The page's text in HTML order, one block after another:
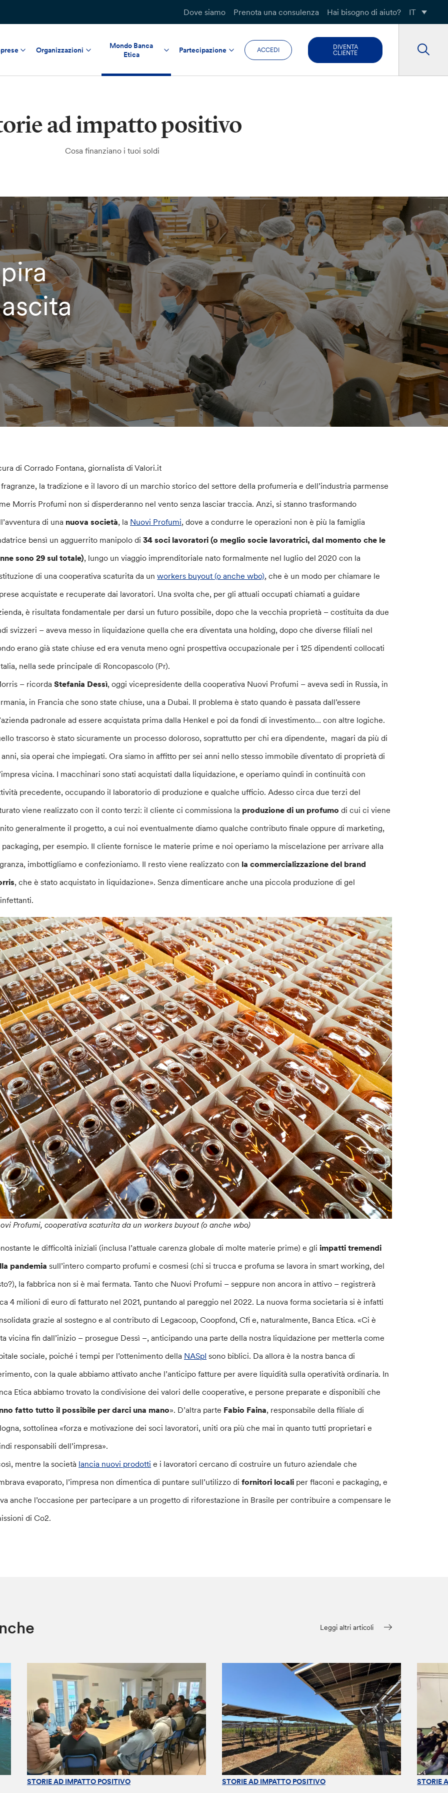
Dove siamo Prenota una consulenza Hai bisogno di aiuto? IT
Organizzazioni
Mondo Banca
Etica
Partecipazione ACCEDI
DIVENTA
CLIENTE
ad impatto positivo
Cosa finanziano i tuoi soldi
di Corrado Fontana, giornalista di Valori.it
la tradizione e il lavoro di un marchio storico del settore della profumeria e dell’industria parmense
Morris Profumi non si disperderanno nel vento senza lasciar traccia. Anzi, si stanno trasformando
di una nuova società, la Nuovi Profumi, dove a condurre le operazioni non è più la famiglia
bensì un agguerrito manipolo di34 soci lavoratori (o meglio socie lavoratrici, dal momento che le
sono 29 sul totale), lungo un viaggio imprenditoriale nato formalmente nel luglio del 2020 con la
di una cooperativa scaturita da unworkers buyout (o anche wbo), che è un modo per chiamare le
acquistate e recuperate dai lavoratori. Una svolta che, per gli attuali occupati chiamati a guidare
è risultata fondamentale per darsi un futuro possibile, dopo che la vecchia proprietà – costituita da due
svizzeri – aveva messo in liquidazione quella che era diventata una holding, dopo che diverse filiali nel
erano già state chiuse ed era venuta meno ogni prospettiva occupazionale per i 125 dipendenti collocati
nella sede principale di Roncopascolo (Pr).
– ricordaStefania Dessì, oggi vicepresidente della cooperativa Nuovi Profumi – aveva sedi in Russia, in
in Francia che sono state chiuse, una a Dubai. Il problema è stato quando è passata dall’essere
padronale ad essere acquistata prima dalla Henkel e poi da fondi di investimento… con altre logiche.
trascorso è stato sicuramente un processo doloroso, soprattutto per chi era dipendente, magari da più di
sia operai che impiegati. Ora siamo in affitto per sei anni nello stesso immobile diventato di proprietà di
vicina. I macchinari sono stati acquistati dalla liquidazione, e operiamo quindi in continuità con
precedente, occupando il laboratorio di produzione e qualche ufficio. Adesso circa due terzi del
viene realizzato con il conto terzi: il cliente ci commissiona la produzione di un profumo di cui ci viene
generalmente il progetto, a cui noi eventualmente diamo qualche contributo finale oppure di marketing,
packaging, per esempio. Il cliente fornisce le materie prime e noi operiamo la miscelazione per arrivare alla
imbottigliamo e confezioniamo. Il resto viene realizzato con la commercializzazione del brand
, che è stato acquistato in liquidazione». Senza dimenticare anche una piccola produzione di gel
Profumi, cooperativa scaturita da un workers buyout (o anche wbo)
le difficoltà iniziali (inclusa l’attuale carenza globale di molte materie prime) e gliimpatti tremendi
pandemia sull’intero comparto profumi e cosmesi (chi si trucca e profuma se lavora in smart working, del
la fabbrica non si è mai fermata. Tanto che Nuovi Profumi – seppure non ancora in attivo – registrerà
4 milioni di euro di fatturato nel 2021, puntando al pareggio nel 2022. La nuova forma societaria si è infatti
grazie al sostegno e al contributo di Legacoop, Coopfond, Cfi e, naturalmente, Banca Etica. «Ci è
vicina fin dall’inizio – prosegue Dessì –, anticipando una parte della nostra liquidazione per metterla come
sociale, poiché i tempi per l’ottenimento della NASpI sono biblici. Da allora è la nostra banca di
con la quale abbiamo attivato anche l’anticipo fatture per avere liquidità sulla operatività ordinaria. In
Etica abbiamo trovato la condivisione dei valori delle cooperative, e persone preparate e disponibili che
fatto tutto il possibile per darci una mano». D’altra parte Fabio Faina, responsabile della filiale di
sottolinea «forza e motivazione dei soci lavoratori, uniti ora più che mai in quanto tutti proprietari e
responsabili dell’impresa».
mentre la società lancia nuovi prodotti e i lavoratori cercano di costruire un futuro aziendale che
evaporato, l’impresa non dimentica di puntare sull’utilizzo difornitori locali per flaconi e packaging, e
anche l’occasione per partecipare a un progetto di riforestazione in Brasile per contribuire a compensare le
di Co2.
Leggi altri articoli
STORIE AD IMPATTO POSITIVO STORIE AD IMPATTO POSITIVO STORIE